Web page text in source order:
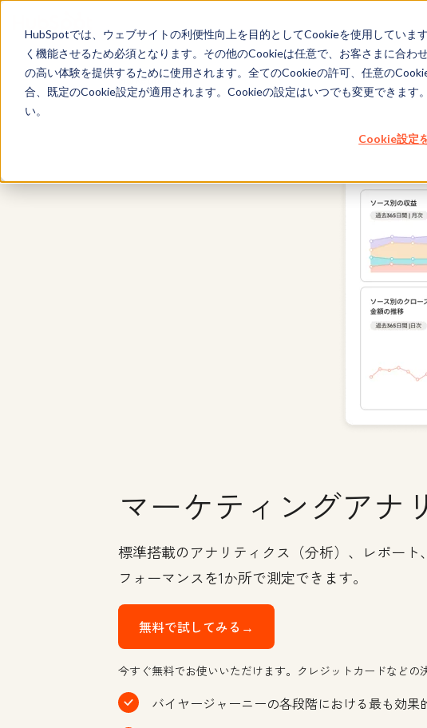
HubSpotでは、ウェブサイトの利便性向上を目的としてCookieを使用していま
く機能させるため必須となります。その他のCookieは任意で、お客さまに合
の高い体験を提供するために使用されます。全てのCookieの許可、任意の
合、既定のCookie設定が適用されます。Cookieの設定はいつでも変更できます
い。
Cookie設定
Marketing Hub
マーケティングアナ
標準搭載のアナリティクス（分析）、レポー
フォーマンスを1か所で測定できます。
無料で試してみる→
今すぐ無料でお使いいただけます。クレジットカードなどの
バイヤージャーニーの各段階における最も効果